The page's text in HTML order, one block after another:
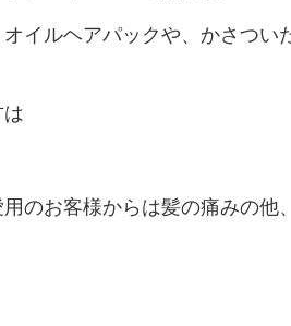
イルヘアパックや、かさつい
のお客様からは髪の痛みの他